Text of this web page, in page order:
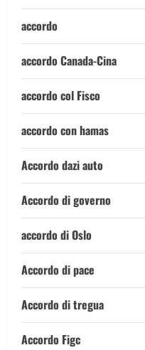
accordo
accordo Canada-Cina
accordo col Fisco
accordo con hamas
Accordo dazi auto
Accordo di governo
accordo di Oslo
Accordo di pace
Accordo di tregua
Accordo Figc